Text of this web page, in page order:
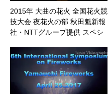
2015年 大曲の花火 全国花火競
技大会 夜花火の部 秋田魁新報
社・NTTグループ提供 スペシ
仙市